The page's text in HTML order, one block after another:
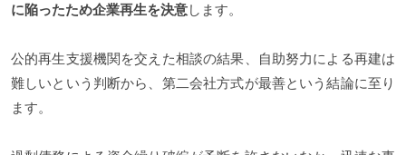
に陥ったため企業再生を決意します。
公的再生支援機関を交えた相談の結果、自助努力による再建は
難しいという判断から、第二会社方式が最善という結論に至り
ます。